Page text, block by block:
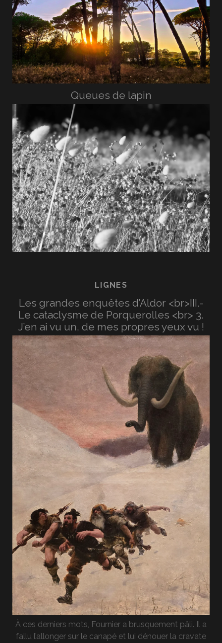
Queues de lapin
LIGNES
Les grandes enquêtes d’Aldor <br>III.-
Le cataclysme de Porquerolles <br> 3.
J’en ai vu un, de mes propres yeux vu !
À ces derniers mots, Fournier a brusquement pâli. Il a
fallu l’allonger sur le canapé et lui dénouer la cravate